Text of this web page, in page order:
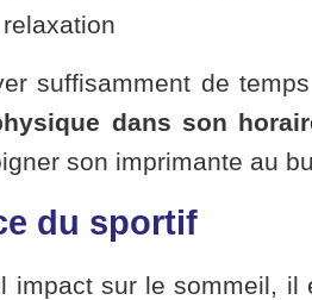
suffisamment de
dans son
son imprimante au
du sportif
impact sur le sommeil,